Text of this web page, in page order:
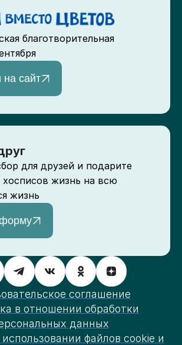
благотворительная
на сайт
для друзей и подарите
хосписов жизнь на всю
жизнь
соглашение
в отношении обработки
данных
файлов cookie и